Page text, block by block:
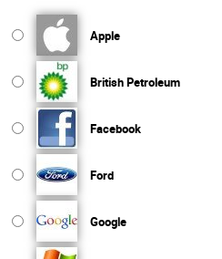
Apple
British Petroleum
Facebook
Ford
Google